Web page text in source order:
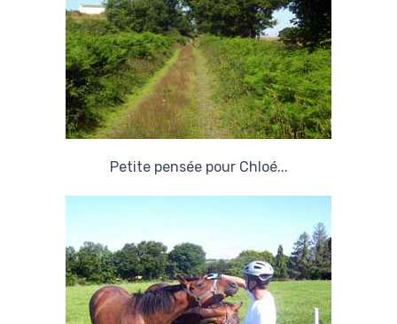
Petite pensée pour Chloé...